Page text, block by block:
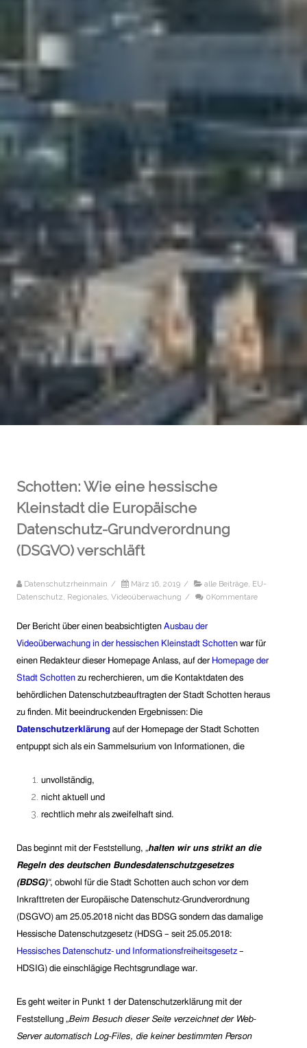
Schotten: Wie eine hessische
Kleinstadt die Europäische
Datenschutz-Grundverordnung
(DSGVO) verschläft
Datenschutzrheinmain / März 16, 2019 / alle Beiträge EU-
Datenschutz Regionales Videoüberwachung / 0Kommentare
Der Bericht über einen beabsichtigten Ausbau der
Videoüberwachung in der hessischen Kleinstadt Schotten war für
einen Redakteur dieser Homepage Anlass, auf der Homepage der
Stadt Schotten zu recherchieren, um die Kontaktdaten des
behördlichen Datenschutzbeauftragten der Stadt Schotten heraus
zu finden. Mit beeindruckenden Ergebnissen: Die
Datenschutzerklärung auf der Homepage der Stadt Schotten
entpuppt sich als ein Sammelsurium von Informationen, die
unvollständig,
nicht aktuell und
rechtlich mehr als zweifelhaft sind.
Das beginnt mit der Feststellung, „halten wir uns strikt an die
Regeln des deutschen Bundesdatenschutzgesetzes
(BDSG)“, obwohl für die Stadt Schotten auch schon vor dem
Inkrafttreten der Europäische Datenschutz-Grundverordnung
(DSGVO) am 25.05.2018 nicht das BDSG sondern das damalige
Hessische Datenschutzgesetz (HDSG – seit 25.05.2018:
Hessisches Datenschutz- und Informationsfreiheitsgesetz –
HDSIG) die einschlägige Rechtsgrundlage war.
Es geht weiter in Punkt 1 der Datenschutzerklärung mit der
Feststellung „Beim Besuch dieser Seite verzeichnet der Web-
Server automatisch Log-Files, die keiner bestimmten Person